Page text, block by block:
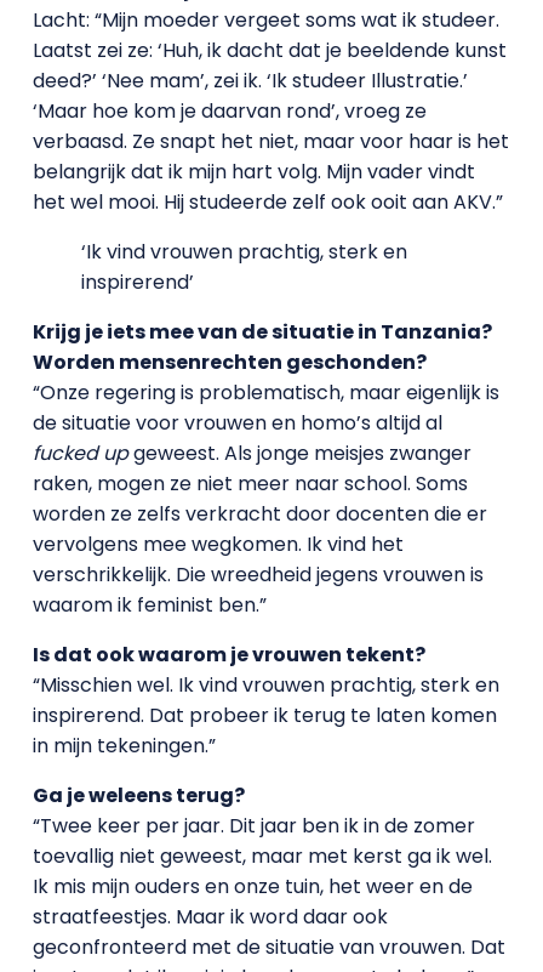
Lacht: “Mijn moeder vergeet soms wat ik studeer.
Laatst zei ze: ‘Huh, ik dacht dat je beeldende kunst
deed?’ ‘Nee mam’, zei ik. ‘Ik studeer Illustratie.’
‘Maar hoe kom je daarvan rond’, vroeg ze
verbaasd. Ze snapt het niet, maar voor haar is het
belangrijk dat ik mijn hart volg. Mijn vader vindt
het wel mooi. Hij studeerde zelf ook ooit aan AKV.”
‘Ik vind vrouwen prachtig, sterk en
inspirerend’
Krijg je iets mee van de situatie in Tanzania?
Worden mensenrechten geschonden?
“Onze regering is problematisch, maar eigenlijk is
de situatie voor vrouwen en homo’s altijd al
fucked upgeweest. Als jonge meisjes zwanger
raken, mogen ze niet meer naar school. Soms
worden ze zelfs verkracht door docenten die er
vervolgens mee wegkomen. Ik vind het
verschrikkelijk. Die wreedheid jegens vrouwen is
waarom ik feminist ben.”
Is dat ook waarom je vrouwen tekent?
“Misschien wel. Ik vind vrouwen prachtig, sterk en
inspirerend. Dat probeer ik terug te laten komen
in mijn tekeningen.”
Ga je weleens terug?
“Twee keer per jaar. Dit jaar ben ik in de zomer
toevallig niet geweest, maar met kerst ga ik wel.
Ik mis mijn ouders en onze tuin, het weer en de
straatfeestjes. Maar ik word daar ook
geconfronteerd met de situatie van vrouwen. Dat